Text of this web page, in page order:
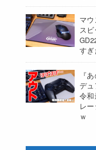
マ
ス
すぎ
『
デ
令
レ
ｗ